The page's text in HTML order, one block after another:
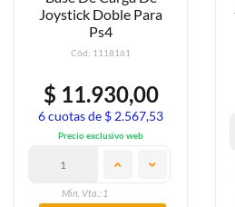
Joystick Doble Para
Ps4
Cód: 1118161
$ 11.930,00
6 cuotas de $ 2.567,53
Precio exclusivo web
Min. Vta.: 1